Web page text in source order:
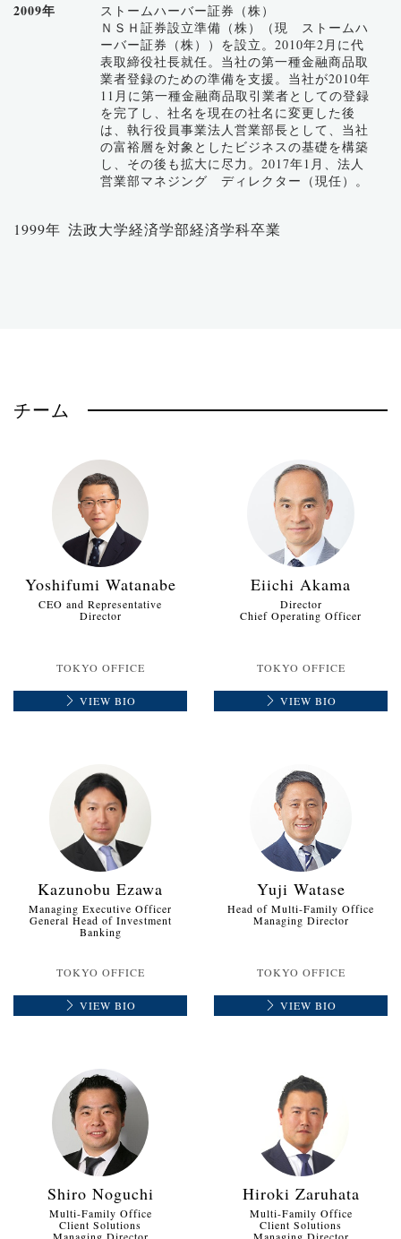
2009年
ストームハーバー証券（株）
ＮＳＨ証券設立準備（株）（現 ストームハ
ーバー証券（株））を設立。2010年2月に代
表取締役社長就任。当社の第一種金融商品取
業者登録のための準備を支援。当社が2010年
11月に第一種金融商品取引業者としての登録
を完了し、社名を現在の社名に変更した後
は、執行役員事業法人営業部長として、当社
の富裕層を対象としたビジネスの基礎を構築
し、その後も拡大に尽力。2017年1月、法人
営業部マネジング ディレクター（現任）。
1999年 法政大学経済学部経済学科卒業
チーム
Yoshifumi Watanabe
CEO and Representative
Director
TOKYO OFFICE
VIEW BIO
Eiichi Akama
Director
Chief Operating Officer
TOKYO OFFICE
VIEW BIO
Kazunobu Ezawa
Managing Executive Officer
General Head of Investment
Banking
TOKYO OFFICE
VIEW BIO
Yuji Watase
Head of Multi-Family Office
Managing Director
TOKYO OFFICE
VIEW BIO
Shiro Noguchi
Multi-Family Office
Client Solutions
Hiroki Zaruhata
Multi-Family Office
Client Solutions